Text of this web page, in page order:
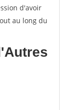
d'avoir
au long du